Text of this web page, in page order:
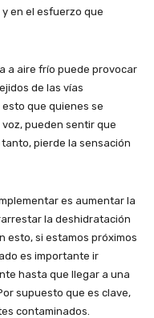
en el esfuerzo que
a aire frío puede provocar
de las vías
que quienes se
pueden sentir que
pierde la sensación
es aumentar la
la deshidratación
esto, si estamos próximos
es importante ir
hasta que llegar a una
supuesto que es clave,
contaminados.